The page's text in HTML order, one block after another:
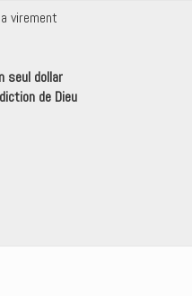
virement
seul dollar
de Dieu